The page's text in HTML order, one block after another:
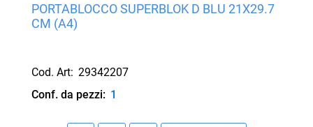
PORTABLOCCO SUPERBLOK D BLU 21X29.7
CM (A4)
Cod. Art: 29342207
Conf. da pezzi: 1